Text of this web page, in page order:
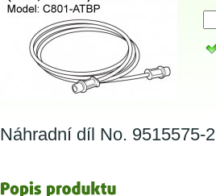
Náhradní díl No. 9515575-2